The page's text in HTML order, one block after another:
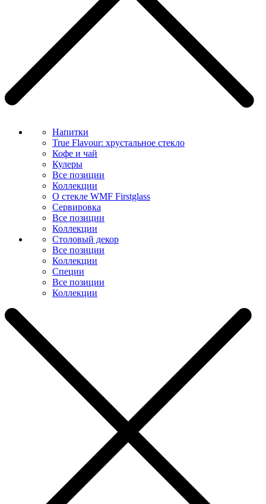
Напитки
True Flavour: хрустальное стекло
Кофе и чай
Кулеры
Все позиции
Коллекции
О стекле WMF Firstglass
Сервировка
Все позиции
Коллекции
Столовый декор
Все позиции
Коллекции
Специи
Все позиции
Коллекции